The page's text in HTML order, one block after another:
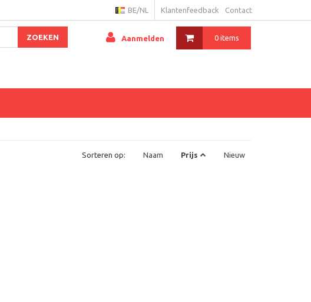
Klantenfeedback Contact
BE/NL
0 items
Aanmelden
ZOEKEN
Sorteren op: Naam Prijs Nieuw